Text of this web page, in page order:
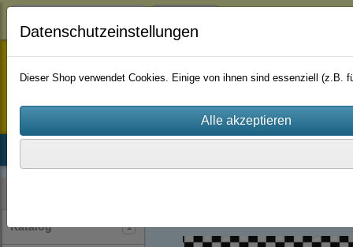
staufenbiel-berlin
Katalog 1
Datenschutzeinstellungen
Dieser Shop verwendet Cookies. Einige von ihnen sind essenziell (z.B.